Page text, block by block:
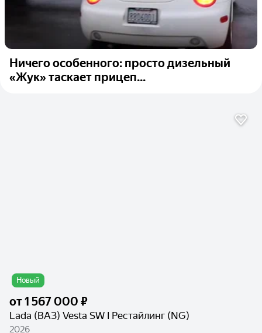
Ничего особенного: просто дизельный
«Жук» таскает прицеп...
Новый
от1 567 000 ₽
Lada (ВАЗ) Vesta SW I Рестайлинг (NG)
2026